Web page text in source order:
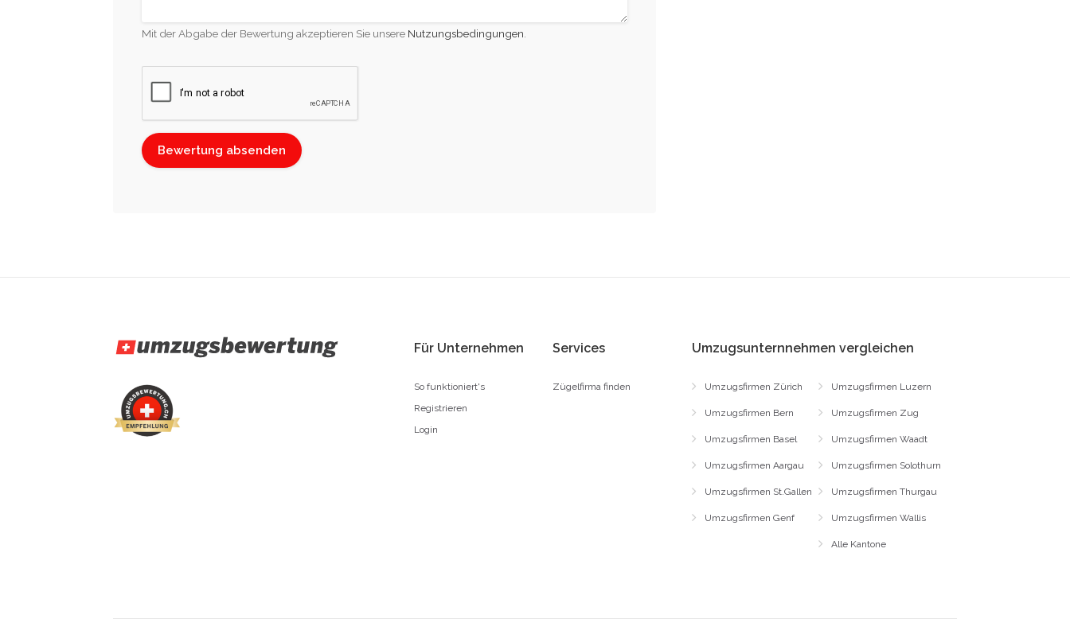
Mit der Abgabe der Bewertung akzeptieren Sie unsere Nutzungsbedingungen
Für Unternehmen
So funktioniert's
Registrieren
Login
Services
Zügelfirma finden
Umzugsunternnehmen vergleichen
Umzugsfirmen Zürich
Umzugsfirmen Bern
Umzugsfirmen Basel
Umzugsfirmen Aargau
Umzugsfirmen St.Gallen
Umzugsfirmen Genf
Umzugsfirmen Luzern
Umzugsfirmen Zug
Umzugsfirmen Waadt
Umzugsfirmen Solothurn
Umzugsfirmen Thurgau
Umzugsfirmen Wallis
Alle Kantone